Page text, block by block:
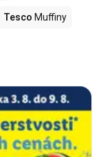
Tesco Muffiny